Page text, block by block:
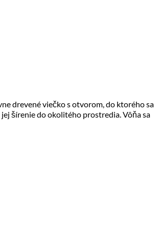
drevené viečko s otvorom, do ktorého sa
šírenie do okolitého prostredia. Vôňa sa